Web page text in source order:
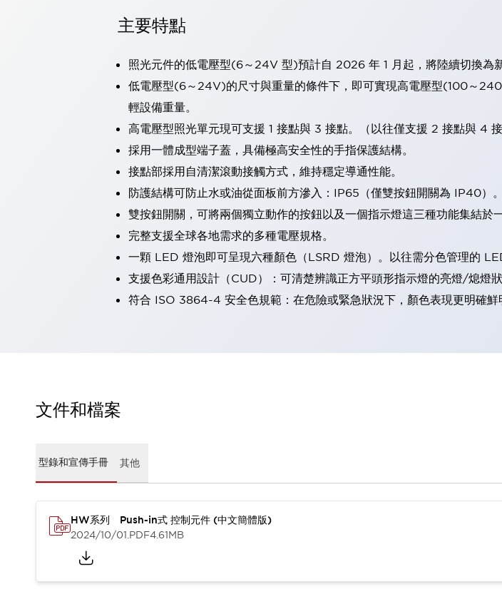
工業機器人的潛在風險，從第三者角度徹底驗證
兼顧良好的視認性及減少維修工時
最適合小型裝置的安全對策瀏覽全部
降低機床成本的技巧簡單的讓人意外
尋找讓機床更小型化的可能性
從外觀設計的觀點提升機床的附加價值
預防導致機器故障的「瞬停」
3位置促動開關確保綜合加工中心機的安全性
使人機協作更安全、更高效
發揮協作機器人潛力的安全措施 瀏覽全部
提高半導體製造裝置設計自由度的方法
瞬間完成開關的更換，避免停機時間拉長
安全及其未來
從基礎了解安全元件
型錄和宣傳手冊
軟體下載
主要特點
照光元件的低電壓型(6～24V 型)預計自 2026 年 1 月起，將陸續切換為
低電壓型(6～24V)的尺寸與重量的條件下，即可實現高電壓型(100～
輕設備重量。
高電壓型照光單元現可支援 1 接點與 3 接點。（以往僅支援 2 接點與 4 接
採用一體成型端子蓋，具備極高安全性的手指保護結構。
接點部採用自清潔滾動接觸方式，維持穩定導通性能。
防護結構可防止水或油從面板前方滲入：IP65（僅雙按鈕開關為 IP40）。
雙按鈕開關，可將兩個獨立動作的按鈕以及一個指示燈這三種功能集結於一
完整支援全球各地需求的多種電壓規格。
一顆 LED 燈泡即可呈現六種顏色（LSRD 燈泡）。以往需分色管理的
支援色彩通用設計（CUD）：可清楚辨識正方平頭形指示燈的亮燈/熄燈
符合 ISO 3864-4 安全色規範：在危險或緊急狀況下，顏色表現更明確鮮
文件和檔案
型錄和宣傳手冊 其他
HW系列 Push-in式 控制元件 (中文簡體版)
2024/10/01.PDF4.61MB